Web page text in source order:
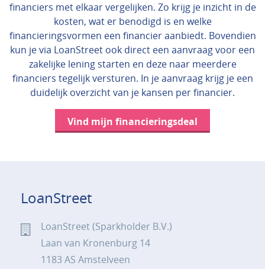
financiers met elkaar vergelijken. Zo krijg je inzicht in de
kosten, wat er benodigd is en welke
financieringsvormen een financier aanbiedt. Bovendien
kun je via LoanStreet ook direct een aanvraag voor een
zakelijke lening starten en deze naar meerdere
financiers tegelijk versturen. In je aanvraag krijg je een
duidelijk overzicht van je kansen per financier.
Vind mijn financieringsdeal
LoanStreet
LoanStreet (Sparkholder B.V.)
Laan van Kronenburg 14
1183 AS Amstelveen